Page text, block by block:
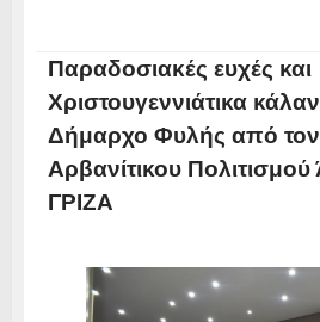
Παραδοσιακές ευχές και
Χριστουγεννιάτικα
Δήμαρχο Φυλής από
Αρβανίτικου
ΓΡΙΖΑ